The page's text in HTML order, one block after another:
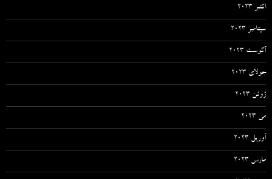
اکتبر 2023
سپتامبر 2023
آگوست 2023
جولای 2023
ژوئن 2023
می 2023
آوریل 2023
مارس 2023